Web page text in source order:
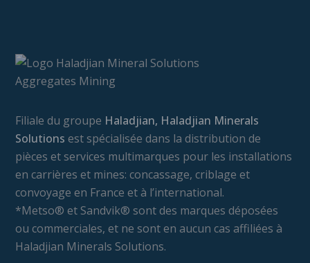
Filiale du groupe Haladjian, Haladjian Minerals
Solutions est spécialisée dans la distribution de
pièces et services multimarques pour les installations
en carrières et mines: concassage, criblage et
convoyage en France et à l’international.
*Metso® et Sandvik® sont des marques déposées
ou commerciales, et ne sont en aucun cas affiliées à
Haladjian Minerals Solutions.